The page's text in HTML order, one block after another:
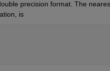
precision format. The
is